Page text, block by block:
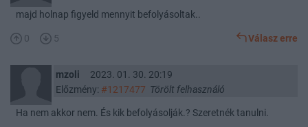
majd holnap figyeld mennyit befolyásoltak..
0 5 Válasz erre
mzoli
2023. 01. 30. 20:19
Előzmény: #1217477 Törölt felhasználó
Ha nem akkor nem. És kik befolyásolják.? Szeretnék tanulni.